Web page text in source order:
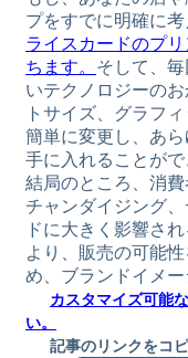
プをすでに明確に
ライスカードのプ
ちます。 そして、
いテクノロジーの
トサイズ、グラフ
簡単に変更し、あ
手に入れることがで
結局のところ、消
チャンダイジング
ドに大きく影響さ
より、販売の可能
め、ブランドイメー
カスタマイズ可能
い。
記事のリンクをコ